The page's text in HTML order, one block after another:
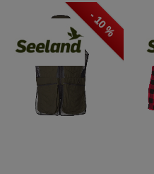
- 10 %